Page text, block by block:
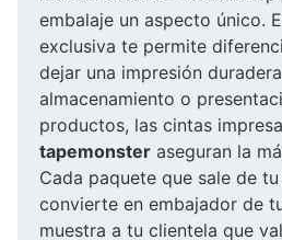
embalaje un aspecto único.
exclusiva te permite
dejar una impresión
almacenamiento o
productos, las cintas
tapemonster aseguran la
Cada paquete que sale de
convierte en embajador de
muestra a tu clientela que